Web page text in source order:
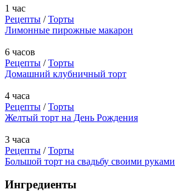
1 час
Рецепты /Торты
Лимонные пирожные макарон
6 часов
Рецепты /Торты
Домашний клубничный торт
4 часа
Рецепты /Торты
Желтый торт на День Рождения
3 часа
Рецепты /Торты
Большой торт на свадьбу своими руками
Ингредиенты